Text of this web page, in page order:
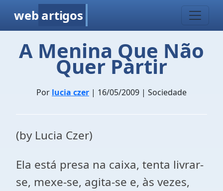
web artigos
A Menina Que Não
Quer Partir
Por lucia czer | 16/05/2009 | Sociedade
(by Lucia Czer)
Ela está presa na caixa, tenta livrar-
se, mexe-se, agita-se e, às vezes,